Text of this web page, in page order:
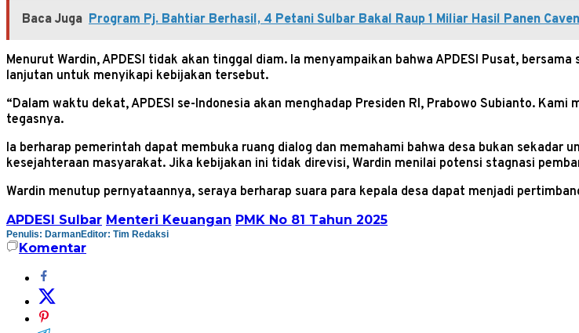
Baca Juga Program Pj. Bahtiar Berhasil, 4 Petani Sulbar Bakal Raup 1 Miliar Hasil Panen
Menurut Wardin, APDESI tidak akan tinggal diam. Ia menyampaikan bahwa APDESI Pusat,
lanjutan untuk menyikapi kebijakan tersebut.
“Dalam waktu dekat, APDESI se-Indonesia akan menghadap Presiden RI, Prabowo Subianto.
tegasnya.
Ia berharap pemerintah dapat membuka ruang dialog dan memahami bahwa desa bukan
kesejahteraan masyarakat. Jika kebijakan ini tidak direvisi, Wardin menilai potensi stagnasi
Wardin menutup pernyataannya, seraya berharap suara para kepala desa dapat menjadi
APDESI Sulbar Menteri Keuangan PMK No 81 Tahun 2025
Penulis: DarmanEditor: Tim Redaksi
Komentar